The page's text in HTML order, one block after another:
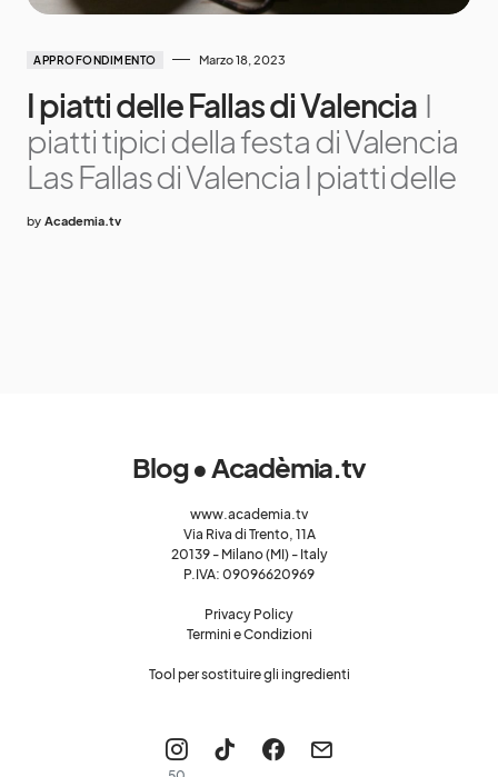
APPROFONDIMENTO Marzo 18, 2023
I piatti delle Fallas di Valencia I
piatti tipici della festa di Valencia
Las Fallas di Valencia I piatti delle
by Academia.tv
Blog • Acadèmia.tv
www.academia.tv
Via Riva di Trento, 11A
20139 - Milano (MI) - Italy
P.IVA: 09096620969
Privacy Policy
Termini e Condizioni
Tool per sostituire gli ingredienti